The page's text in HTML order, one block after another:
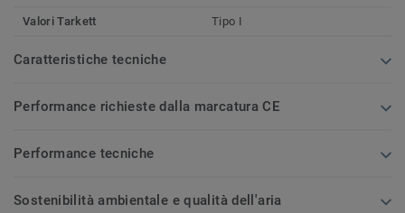
Valori Tarkett Tipo I
Caratteristiche tecniche
Performance richieste dalla marcatura CE
Performance tecniche
Sostenibilità ambientale e qualità dell'aria